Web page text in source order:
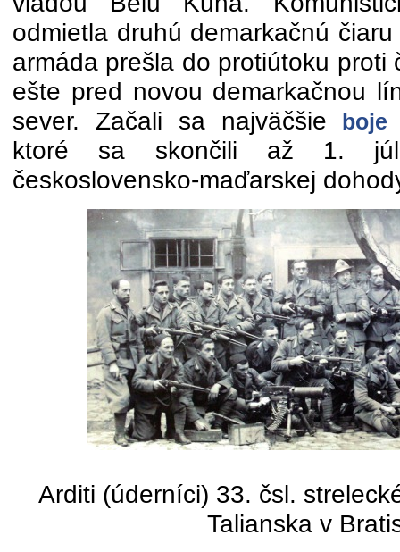
odmietla druhú demarkačnú
armáda prešla do protiútoku proti
ešte pred novou demarkačnou
sever. Začali sa najväčšie
ktoré sa skončili až 1.
československo-maďarskej
Arditi (úderníci) 33. čsl.
Talianska v